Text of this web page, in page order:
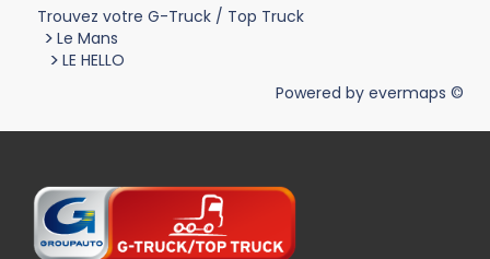
Trouvez votre G-Truck / Top Truck
> Le Mans
> LE HELLO
Powered by evermaps ©